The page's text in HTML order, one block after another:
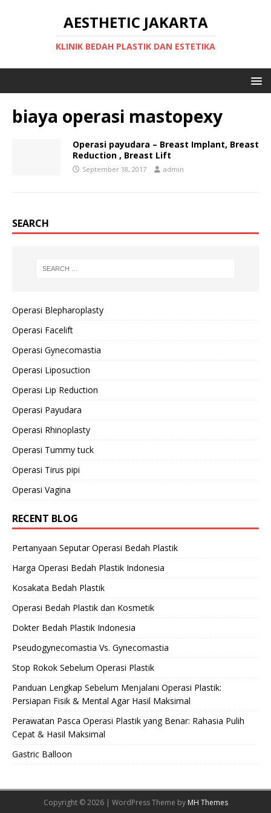
AESTHETIC JAKARTA
KLINIK BEDAH PLASTIK DAN ESTETIKA
biaya operasi mastopexy
Operasi payudara – Breast Implant, Breast
Reduction , Breast Lift
September 18, 2017 admin
SEARCH
Operasi Blepharoplasty
Operasi Facelift
Operasi Gynecomastia
Operasi Liposuction
Operasi Lip Reduction
Operasi Payudara
Operasi Rhinoplasty
Operasi Tummy tuck
Operasi Tirus pipi
Operasi Vagina
RECENT BLOG
Pertanyaan Seputar Operasi Bedah Plastik
Harga Operasi Bedah Plastik Indonesia
Kosakata Bedah Plastik
Operasi Bedah Plastik dan Kosmetik
Dokter Bedah Plastik Indonesia
Pseudogynecomastia Vs. Gynecomastia
Stop Rokok Sebelum Operasi Plastik
Panduan Lengkap Sebelum Menjalani Operasi Plastik:
Persiapan Fisik & Mental Agar Hasil Maksimal
Perawatan Pasca Operasi Plastik yang Benar: Rahasia Pulih
Cepat & Hasil Maksimal
Gastric Balloon
Copyright © 2026 | WordPress Theme by MH Themes